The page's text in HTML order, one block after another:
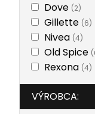
Dove (2)
Gillette (6)
Nivea (4)
Old Spice
Rexona (4)
VÝROBCA: